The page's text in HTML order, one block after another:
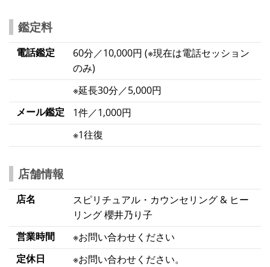
鑑定料
電話鑑定
60分／10,000円 (※現在は電話セッション
のみ)
※延長30分／5,000円
メール鑑定
1件／1,000円
※1往復
店舗情報
店名
スピリチュアル・カウンセリング & ヒー
リング 櫻井乃り子
営業時間
※お問い合わせください
定休日
※お問い合わせください。